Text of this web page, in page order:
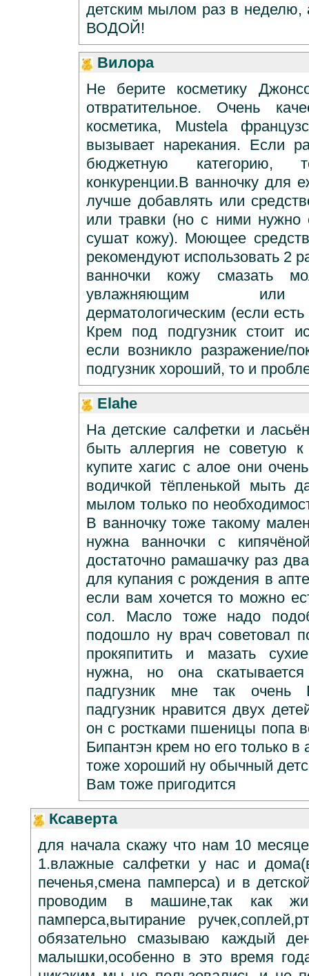
детским мылом раз в неделю,
ВОДОЙ!
Вилора
Не берите косметику
отвратительное. Очень
косметика, Mustela
вызывает нарекания. Если
бюджетную
конкуренции.В ванночку для
лучше добавлять или
или травки (но с ними нужно
сушат кожу). Моющее
рекомендуют использовать 2
ванночки кожу смазать
увлажняющим или
дерматологическим (если
Крем под подгузник стоит
если возникло разражение/
подгузник хороший, то и
Elahe
На детские салфетки и
быть аллергия не советую
купите хагис с алое они
водичкой тёпленькой мыть
мылом только по
В ванночку тоже такому
нужна ванночки с
достаточно рамашачку раз
для купания с рождения в
если вам хочется то можно
сол. Масло тоже надо
подошло ну врач советовал
прокяпитить и мазать
нужна, но она
падгузник мне так
падгузник нравится двух
он с ростками пшеницы попа
Бипантэн крем но его только в
тоже хороший ну обычный
Вам тоже пригодится
Ксаверта
для начала скажу что нам 10
1.влажные салфетки у нас и
печенья,смена памперса) и в
проводим в машине,так как
памперса,вытирание
обязательно смазываю каждый
малышки,особенно в это время